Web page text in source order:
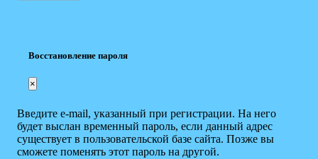
Восстановление пароля
×
Введите e-mail, указанный при регистрации. На него
будет выслан временный пароль, если данный адрес
существует в пользовательской базе сайта. Позже вы
сможете поменять этот пароль на другой.